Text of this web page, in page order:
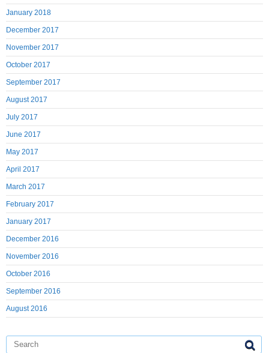
January 2018
December 2017
November 2017
October 2017
September 2017
August 2017
July 2017
June 2017
May 2017
April 2017
March 2017
February 2017
January 2017
December 2016
November 2016
October 2016
September 2016
August 2016